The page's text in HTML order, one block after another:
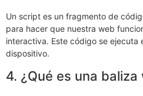
Un script es un fragmento de
para hacer que nuestra web
interactiva. Este código se ejecuta
dispositivo.
4. ¿Qué es una baliza